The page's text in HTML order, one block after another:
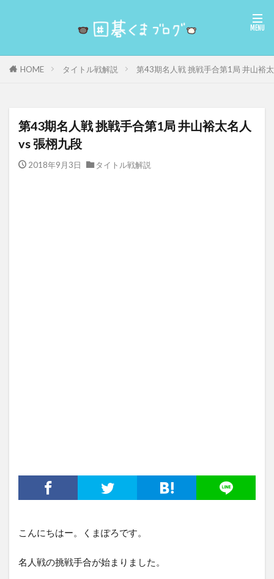
HOME タイトル戦解説 第43期名人戦 挑戦手合第1局 井山裕
第43期名人戦 挑戦手合第1局 井山裕太名人
vs 張栩九段
2018年9月3日 タイトル戦解説
こんにちはー。くまぽろです。
名人戦の挑戦手合が始まりました。